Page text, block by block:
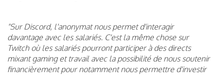
"Sur Discord, l'anonymat nous permet d'interagir
davantage avec les salariés. C'est la même chose sur
Twitch où les salariés pourront participer à des directs
mixant gaming et travail avec la possibilité de nous soutenir
financièrement pour notamment nous permettre d'investir